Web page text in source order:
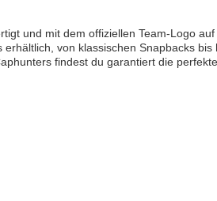
und mit dem offiziellen Team-Logo
von klassischen Snapbacks bis
findest du garantiert die